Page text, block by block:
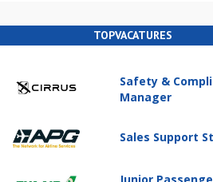
TOPVACATURES
Safety &
Manager
Sales Support